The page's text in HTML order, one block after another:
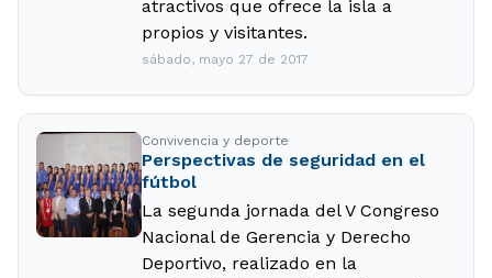
atractivos que ofrece la isla a
propios y visitantes.
sábado, mayo 27 de 2017
Convivencia y deporte
Perspectivas de seguridad en el
fútbol
La segunda jornada del V Congreso
Nacional de Gerencia y Derecho
Deportivo, realizado en la